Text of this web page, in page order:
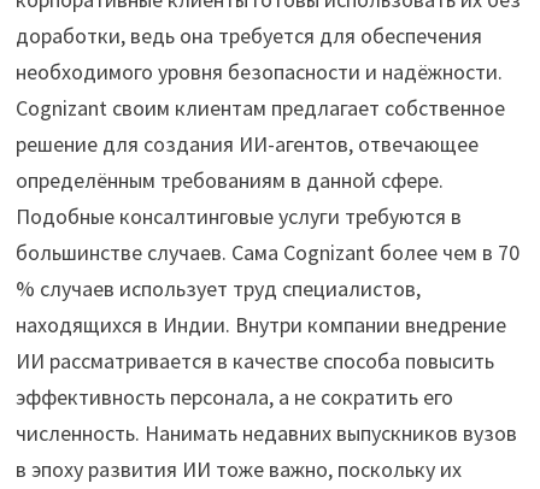
доработки, ведь она требуется для обеспечения
необходимого уровня безопасности и надёжности.
Cognizant своим клиентам предлагает собственное
решение для создания ИИ-агентов, отвечающее
определённым требованиям в данной сфере.
Подобные консалтинговые услуги требуются в
большинстве случаев. Сама Cognizant более чем в 70
% случаев использует труд специалистов,
находящихся в Индии. Внутри компании внедрение
ИИ рассматривается в качестве способа повысить
эффективность персонала, а не сократить его
численность. Нанимать недавних выпускников вузов
в эпоху развития ИИ тоже важно, поскольку их